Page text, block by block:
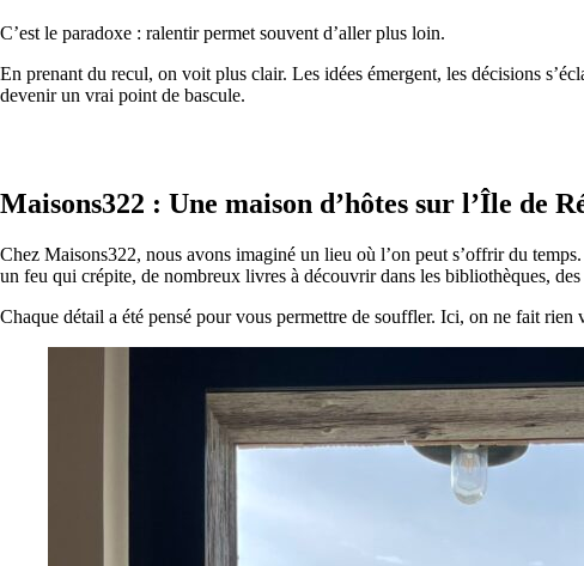
C’est le paradoxe : ralentir permet souvent d’aller plus loin.
En prenant du recul, on voit plus clair. Les idées émergent, les décisions
devenir un vrai point de bascule.
Maisons322 : Une maison d’hôtes sur l’Île de
Chez Maisons322, nous avons imaginé un lieu où l’on peut s’offrir du
un feu qui crépite, de nombreux livres à découvrir dans les bibliothèques, des
Chaque détail a été pensé pour vous permettre de souffler. Ici, on ne fait rien